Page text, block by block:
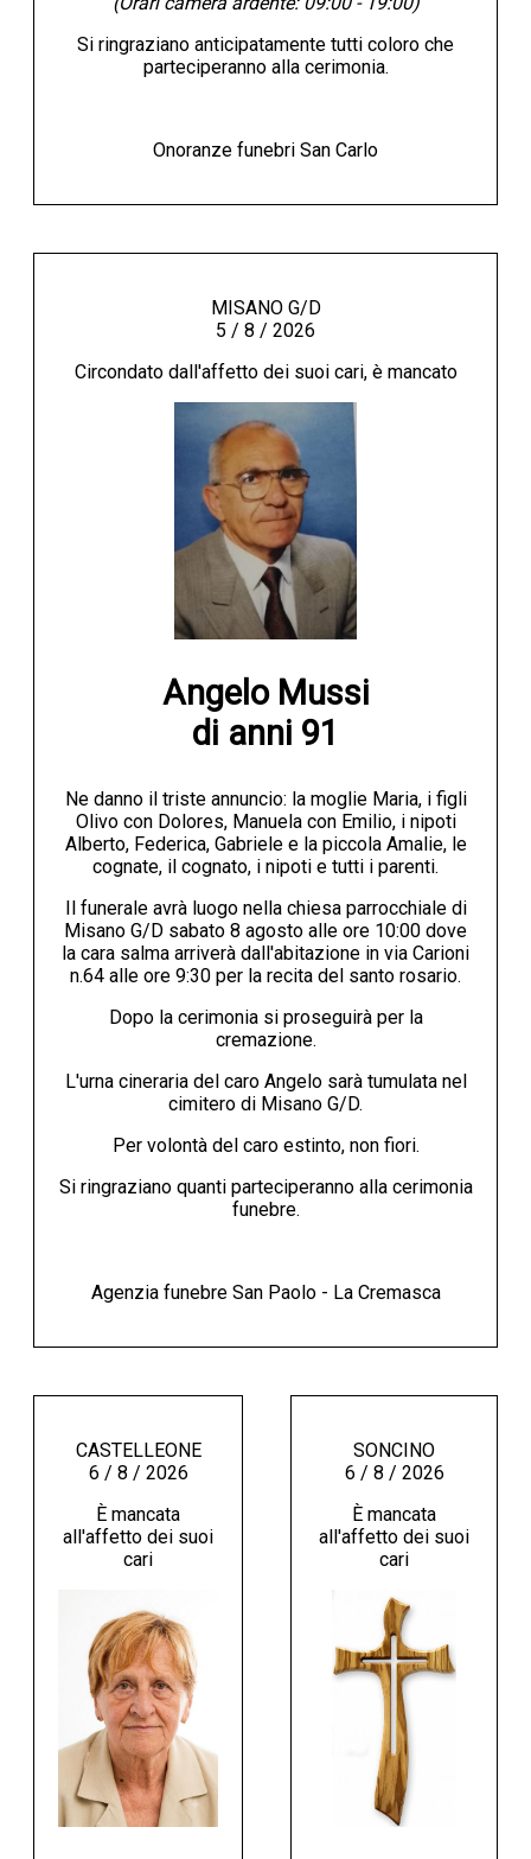
Si ringraziano anticipatamente tutti coloro che
parteciperanno alla cerimonia.
Onoranze funebri San Carlo
MISANO G/D
5 / 8 / 2026
Circondato dall'affetto dei suoi cari, è mancato
Angelo Mussi
di anni 91
Ne danno il triste annuncio: la moglie Maria, i figli
Olivo con Dolores, Manuela con Emilio, i nipoti
Alberto, Federica, Gabriele e la piccola Amalie, le
cognate, il cognato, i nipoti e tutti i parenti.
Il funerale avrà luogo nella chiesa parrocchiale di
Misano G/D sabato 8 agosto alle ore 10:00 dove
la cara salma arriverà dall'abitazione in via Carioni
n.64 alle ore 9:30 per la recita del santo rosario.
Dopo la cerimonia si proseguirà per la
cremazione.
L'urna cineraria del caro Angelo sarà tumulata nel
cimitero di Misano G/D.
Per volontà del caro estinto, non fiori.
Si ringraziano quanti parteciperanno alla cerimonia
funebre.
Agenzia funebre San Paolo - La Cremasca
CASTELLEONE
6 / 8 / 2026
È mancata
all'affetto dei suoi
cari
SONCINO
6 / 8 / 2026
È mancata
all'affetto dei suoi
cari